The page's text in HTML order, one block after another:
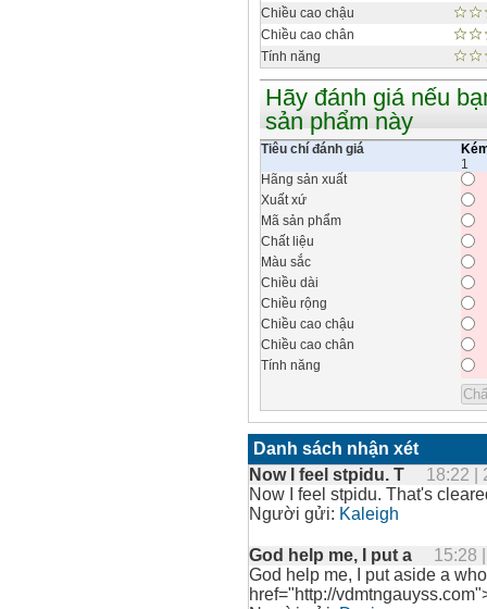
Chiều cao chậu
Chiều cao chân
Tính năng
Hãy đánh giá nếu
sản phẩm này
Tiêu chí đánh giá
1
Hãng sản xuất
Xuất xứ
Mã sản phẩm
Chất liệu
Màu sắc
Chiều dài
Chiều rộng
Chiều cao chậu
Chiều cao chân
Tính năng
Danh sách nhận xét
Now I feel stpidu. T 18:22 |
Now I feel stpidu. That's
Người gửi: Kaleigh
God help me, I put a 15:28
God help me, I put aside a
href="http://